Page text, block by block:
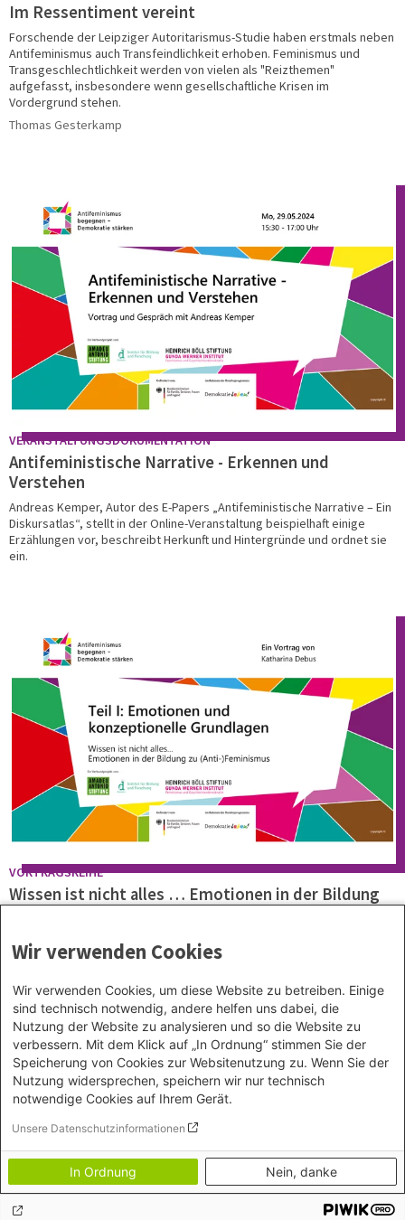
Im Ressentiment vereint
Forschende der Leipziger Autoritarismus-Studie haben erstmals neben
Antifeminismus auch Transfeindlichkeit erhoben. Feminismus und
Transgeschlechtlichkeit werden von vielen als "Reizthemen"
aufgefasst, insbesondere wenn gesellschaftliche Krisen im
Vordergrund stehen.
Thomas Gesterkamp
VERANSTALTUNGSDOKUMENTATION
Antifeministische Narrative - Erkennen und
Verstehen
Andreas Kemper, Autor des E-Papers „Antifeministische Narrative – Ein
Diskursatlas“, stellt in der Online-Veranstaltung beispielhaft einige
Erzählungen vor, beschreibt Herkunft und Hintergründe und ordnet sie
ein.
VORTRAGSREIHE
Wissen ist nicht alles … Emotionen in der Bildung
Der dreiteilige Vortrag von Katharina Debus erklärt, wie in der
Bildungsarbeit zu Antifeminismus, Sexismus und Geschlecht mit dem
Transkripten.
Alle Beiträge aus diesem Teilprojekt
Footer menu
Datenschutz
Bildnachweise
Wir verwenden Cookies
Wir verwenden Cookies, um diese Website zu betreiben. Einige
sind technisch notwendig, andere helfen uns dabei, die
Nutzung der Website zu analysieren und so die Website zu
verbessern. Mit dem Klick auf „In Ordnung“ stimmen Sie der
Speicherung von Cookies zur Websitenutzung zu. Wenn Sie der
Nutzung widersprechen, speichern wir nur technisch
notwendige Cookies auf Ihrem Gerät.
Unsere Datenschutzinformationen
In Ordnung Nein, danke